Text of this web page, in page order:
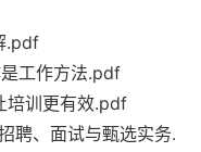
.pdf
工作方法.pdf
培训更有效.pdf
聘、面试与甄选实务.